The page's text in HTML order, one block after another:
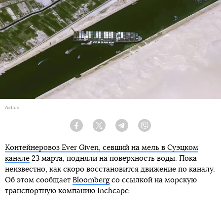
Airbus
Facebook Twitter Telegram
Контейнеровоз Ever Given, севший на мель в Суэцком
канале 23 марта, подняли на поверхность воды. Пока
неизвестно, как скоро восстановится движение по каналу.
Об этом сообщает Bloombergсо ссылкой на морскую
транспортную компанию Inchcape.